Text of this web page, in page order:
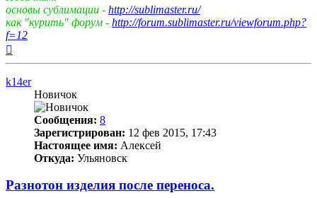
основы сублимации - http://sublimaster.ru/
как "курить" форум - http://forum.sublimaster.ru/viewforum.php?
f=12
k14er
Новичок
Сообщения: 8
Зарегистрирован: 12 фев 2015, 17:43
Настоящее имя: Алексей
Откуда: Ульяновск
Разнотон изделия после переноса.